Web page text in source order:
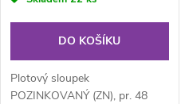
DO KOŠÍKU
Plotový sloupek
POZINKOVANÝ (ZN), pr. 48